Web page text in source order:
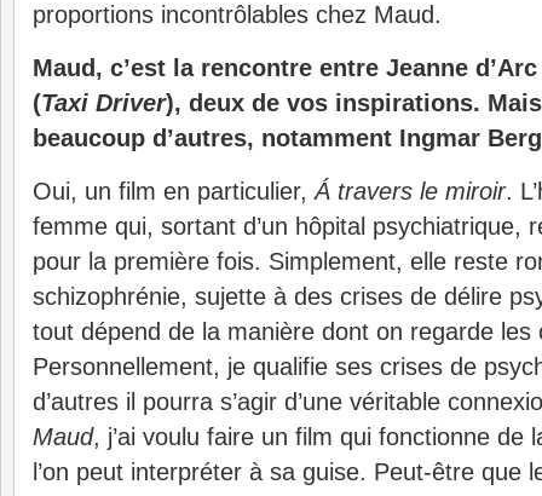
proportions incontrôlables chez Maud.
Maud, c’est la rencontre entre Jeanne
(Taxi Driver), deux de vos inspirations.
beaucoup d’autres, notamment Ingmar
Oui, un film en particulier, Á travers le miroir.
femme qui, sortant d’un hôpital psychiatrique,
pour la première fois. Simplement, elle reste
schizophrénie, sujette à des crises de délire
tout dépend de la manière dont on regarde les
Personnellement, je qualifie ses crises de
d’autres il pourra s’agir d’une véritable
Maud, j’ai voulu faire un film qui fonctionne de
l’on peut interpréter à sa guise. Peut-être que